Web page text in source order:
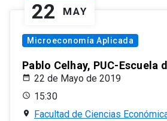
22 MAY
Microeconomía Aplicada
Pablo Celhay, PUC-Escuela
22 de Mayo de 2019
15:30
Facultad de Ciencias